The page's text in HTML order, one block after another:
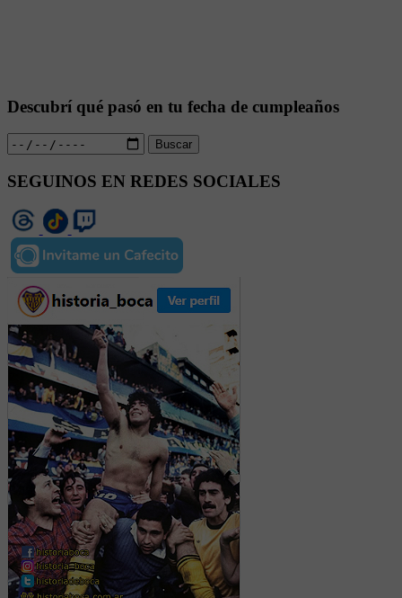
Descubrí qué pasó en tu fecha de cumpleaños
Buscar
SEGUINOS EN REDES SOCIALES